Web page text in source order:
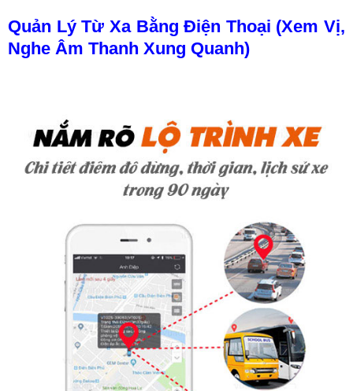
Quản Lý Từ Xa Bằng Điện Thoại (Xem Vị,
Nghe Âm Thanh Xung Quanh)